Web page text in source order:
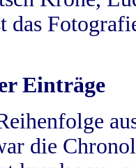
Einträge
die